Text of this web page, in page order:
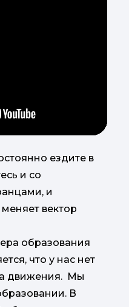
ездите в
и со
и
вектор
образования
что у нас нет
движения. Мы
В